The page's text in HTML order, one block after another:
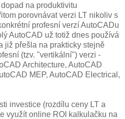
na produktivitu
porovnávat verzi LT nikoliv s
profesní verzí AutoCADu
AutoCAD už totiž dnes používá
již přešla na prakticky stejně
(tzv. "vertikální") verzi -
Architecture, AutoCAD
MEP, AutoCAD Electrical,
investice (rozdílu ceny LT a
využít online ROI kalkulačku na